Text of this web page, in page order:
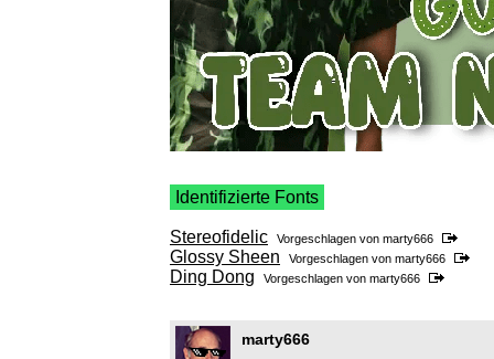
Identifizierte Fonts
Stereofidelic Vorgeschlagen von marty666
Glossy Sheen Vorgeschlagen von marty666
Ding Dong Vorgeschlagen von marty666
marty666